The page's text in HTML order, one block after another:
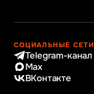
СОЦИАЛЬНЫЕ СЕТИ
Telegram-канал
Max
ВКонтакте